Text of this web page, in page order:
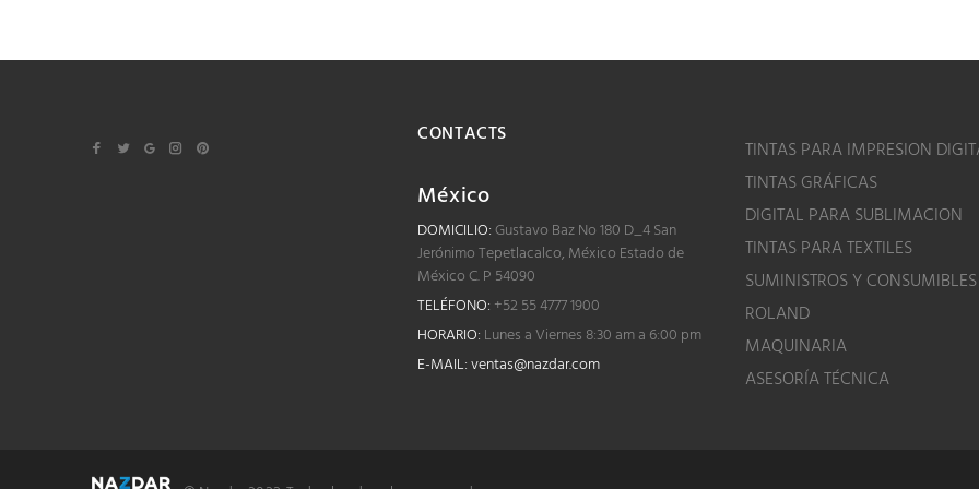
CONTACTS
México
DOMICILIO:Gustavo Baz No 180 D_4 San
Jerónimo Tepetlacalco, México Estado de
México C. P 54090
TELÉFONO: +52 55 4777 1900
HORARIO: Lunes a Viernes 8:30 am a 6:00 pm
E-MAIL:ventas@nazdar.com
TINTAS PARA IMPRESION
TINTAS GRÁFICAS
DIGITAL PARA SUBLIMACION
TINTAS PARA TEXTILES
SUMINISTROS Y CONSUMIBLES
ROLAND
MAQUINARIA
ASESORÍA TÉCNICA